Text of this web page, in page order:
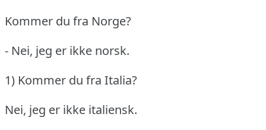
Kommer du fra Norge?
- Nei, jeg er ikke norsk.
1) Kommer du fra Italia?
Nei, jeg er ikke italiensk.